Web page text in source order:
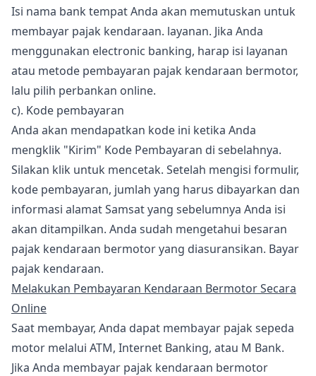
Isi nama bank tempat Anda akan memutuskan untuk
membayar pajak kendaraan. layanan. Jika Anda
menggunakan electronic banking, harap isi layanan
atau metode pembayaran pajak kendaraan bermotor,
lalu pilih perbankan online.
c). Kode pembayaran
Anda akan mendapatkan kode ini ketika Anda
mengklik "Kirim" Kode Pembayaran di sebelahnya.
Silakan klik untuk mencetak. Setelah mengisi formulir,
kode pembayaran, jumlah yang harus dibayarkan dan
informasi alamat Samsat yang sebelumnya Anda isi
akan ditampilkan. Anda sudah mengetahui besaran
pajak kendaraan bermotor yang diasuransikan. Bayar
pajak kendaraan.
Melakukan Pembayaran Kendaraan Bermotor Secara
Online
Saat membayar, Anda dapat membayar pajak sepeda
motor melalui ATM, Internet Banking, atau M Bank.
Jika Anda membayar pajak kendaraan bermotor